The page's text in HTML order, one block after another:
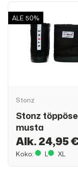
ALE 50%
Stonz
Stonz
musta
Alk. 24,95
Koko:
L XL